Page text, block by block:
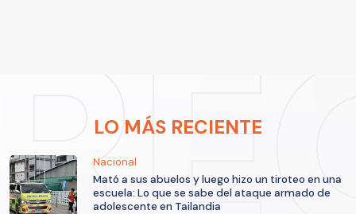
LO MÁS RECIENTE
Nacional
Mató a sus abuelos y luego hizo un tiroteo en una
escuela: Lo que se sabe del ataque armado de
adolescente en Tailandia